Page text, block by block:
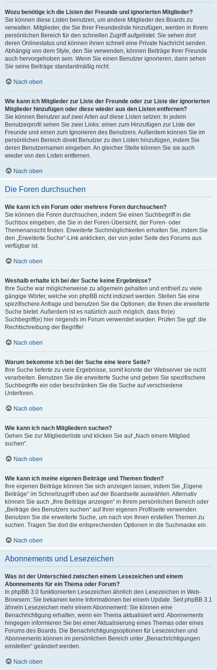
Wozu benötige ich die Listen der Freunde und ignorierten Mitglieder?
Sie können diese Listen benutzen, um andere Mitglieder des Boards zu
verwalten. Mitglieder, die Sie Ihrer Freundesliste hinzufügen, werden in Ihrem
persönlichen Bereich für den schnellen Zugriff aufgelistet. Sie sehen dort
deren Onlinestatus und können ihnen schnell eine Private Nachricht senden.
Abhängig von dem Style, den Sie verwenden, können Beiträge Ihrer Freunde
auch hervorgehoben sein. Wenn Sie einen Benutzer ignorieren, dann sehen
Sie seine Beiträge standardmäßig nicht.
Nach oben
Wie kann ich Mitglieder zur Liste der Freunde oder zur Liste der ignorierten
Mitglieder hinzufügen oder diese wieder aus den Listen entfernen?
Sie können Benutzer auf zwei Arten auf diese Listen setzen: In jedem
Benutzerprofil sehen Sie zwei Links: einen zum Hinzufügen zur Liste der
Freunde und einen zum Ignorieren des Benutzers. Außerdem können Sie im
persönlichen Bereich direkt Benutzer zu den Listen hinzufügen, indem Sie
deren Benutzernamen eingeben. An gleicher Stelle können Sie sie auch
wieder von den Listen entfernen.
Nach oben
Die Foren durchsuchen
Wie kann ich ein Forum oder mehrere Foren durchsuchen?
Sie können die Foren durchsuchen, indem Sie einen Suchbegriff in die
Suchbox eingeben, die Sie in der Foren-Übersicht, der Foren- oder
Themenansicht finden. Erweiterte Suchmöglichkeiten erhalten Sie, indem Sie
den „Erweiterte Suche“-Link anklicken, der von jeder Seite des Forums aus
verfügbar ist.
Nach oben
Weshalb erhalte ich bei der Suche keine Ergebnisse?
Ihre Suche war möglicherweise zu allgemein gehalten und enthielt zu viele
gängige Wörter, welche von phpBB nicht indiziert werden. Stellen Sie eine
spezifischere Anfrage und benutzen Sie die Optionen, die Ihnen die erweiterte
Suche bietet. Außerdem ist es natürlich auch möglich, dass Ihr(e)
Suchbegriff(e) hier nirgends im Forum verwendet wurden. Prüfen Sie ggf. die
Rechtschreibung der Begriffe!
Nach oben
Warum bekomme ich bei der Suche eine leere Seite?
Ihre Suche lieferte zu viele Ergebnisse, somit konnte der Webserver sie nicht
verarbeiten. Benutzen Sie die erweiterte Suche und geben Sie spezifischere
Suchbegriffe ein oder beschränken Sie die Suche auf verschiedene
Unterforen.
Nach oben
Wie kann ich nach Mitgliedern suchen?
Gehen Sie zur Mitgliederliste und klicken Sie auf „Nach einem Mitglied
suchen“.
Nach oben
Wie kann ich meine eigenen Beiträge und Themen finden?
Ihre eigenen Beiträge können Sie sich anzeigen lassen, indem Sie „Eigene
Beiträge“ im Schnellzugriff oben auf der Boardseite auswählen. Alternativ
können Sie auch „Ihre Beiträge anzeigen“ in Ihrem persönlichen Bereich oder
„Beiträge des Benutzers suchen“ auf Ihrer eigenen Profilseite verwenden.
Benutzen Sie die erweiterte Suche, um nach von Ihnen erstellen Themen zu
suchen. Tragen Sie dort die entsprechenden Optionen in die Suchmaske ein.
Nach oben
Abonnements und Lesezeichen
Was ist der Unterschied zwischen einem Lesezeichen und einem
Abonnements für ein Thema oder Forum?
In phpBB 3.0 funktionierten Lesezeichen ähnlich den Lesezeichen in Web-
Browsern: Sie bekamen keine Informationen bei einem Update. Seit phpBB 3.1
ähneln Lesezeichen mehr einem Abonnement: Sie können eine
Benachrichtigung erhalten, wenn ein Thema aktualisiert wird. Abonnements
hingegen informieren Sie bei einer Aktualisierung eines Themas oder eines
Forums des Boards. Die Benachrichtigungsoptionen für Lesezeichen und
Abonnements können im persönlichen Bereich unter „Benachrichtigungen
einstellen“ geändert werden.
Nach oben